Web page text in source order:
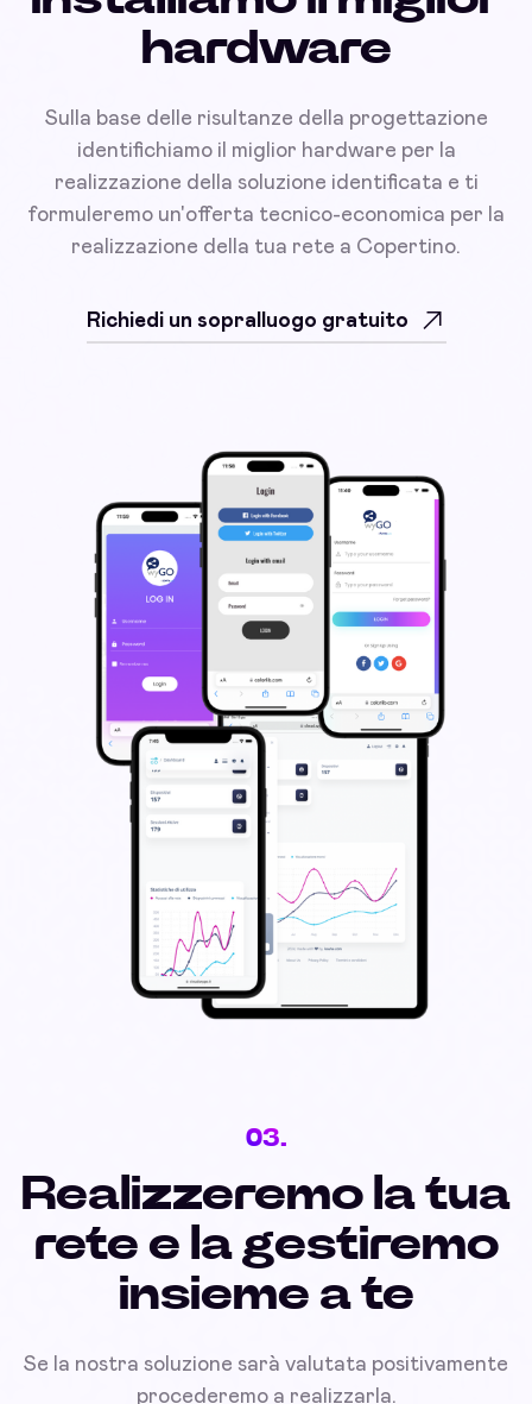
hardware
Sulla base delle risultanze della progettazione
identifichiamo il miglior hardware per la
realizzazione della soluzione identificata e ti
formuleremo un'offerta tecnico-economica per la
realizzazione della tua rete a Copertino.
Richiedi un sopralluogo gratuito
03.
Realizzeremo la tua
rete e la gestiremo
insieme a te
Se la nostra soluzione sarà valutata positivamente
procederemo a realizzarla.